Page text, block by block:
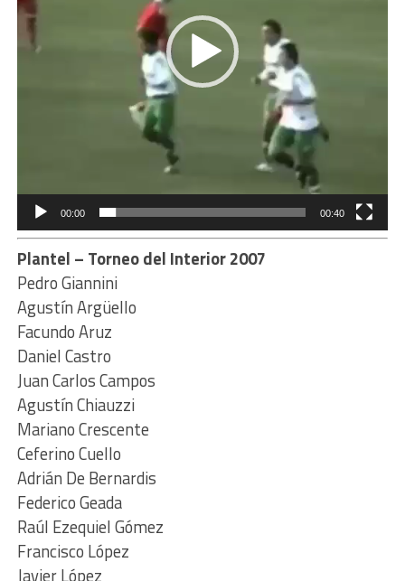
00:00 00:40
Plantel – Torneo del Interior 2007
Pedro Giannini
Agustín Argüello
Facundo Aruz
Daniel Castro
Juan Carlos Campos
Agustín Chiauzzi
Mariano Crescente
Ceferino Cuello
Adrián De Bernardis
Federico Geada
Raúl Ezequiel Gómez
Francisco López
Javier López